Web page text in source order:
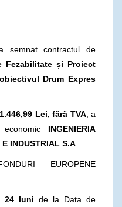
semnat contractul de
Fezabilitate și Proiect
Drum Expres
Lei, fără TVA, a
INGENIERIA
INDUSTRIAL S.A
EUROPENE
24 luni de la Data de